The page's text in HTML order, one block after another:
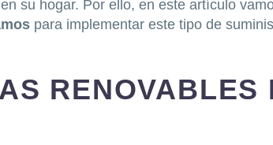
su hogar. Por ello, en este artículo
para implementar este tipo de
RENOVABLES